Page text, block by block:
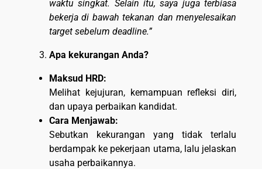
waktu singkat. Selain itu, saya juga terbiasa
bekerja di bawah tekanan dan menyelesaikan
target sebelum deadline.”
Apa kekurangan Anda?
Maksud HRD:
Melihat kejujuran, kemampuan refleksi diri,
dan upaya perbaikan kandidat.
Cara Menjawab:
Sebutkan kekurangan yang tidak terlalu
berdampak ke pekerjaan utama, lalu jelaskan
usaha perbaikannya.